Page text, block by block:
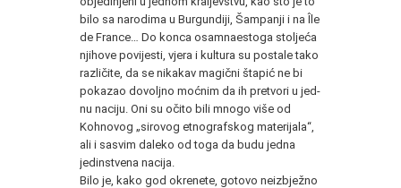
bilo sa narodima u Burgundiji, Šampanji i na Île
de France… Do konca osamnaestoga stoljeća
njihove povi­jesti, vjera i kultura su postale tako
različite, da se nikakav ma­gični štapić ne bi
pokazao dovoljno moćnim da ih pretvori u jed­
nu naciju. Oni su očito bili mnogo više od
Kohnovog „sirovog et­nografskog materijala“,
ali i sasvim daleko od toga da budu jed­na
jedinstvena nacija.
Bilo je, kako god okrenete, gotovo neizbježno